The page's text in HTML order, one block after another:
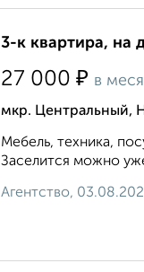
3-к квартира, на
27 000 ₽ в
мкр. Центральный,
Мебель, техника,
Заселится можно
Агентство,